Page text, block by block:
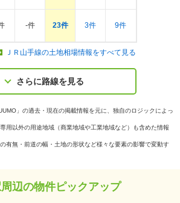
-件 23件 3件 9件
ＪＲ山手線の土地相場情報をすべて見る
さらに路線を見る
」の過去・現在の掲載情報を元に、独自のロジックによっ
用以外の用途地域（商業地域や工業地域など）も含めた情報
有無・前道の幅・土地の形状など様々な要素の影響で変動す
周辺の物件ピックアップ